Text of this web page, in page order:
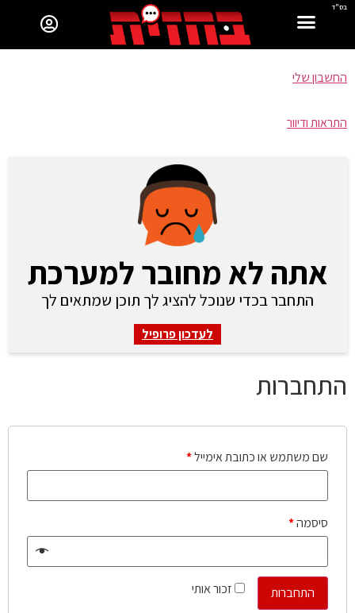
בס"ד
החשבון שלי
התראות ודיוור
אתה לא מחובר למערכת
התחבר בכדי שנוכל להציג לך תוכן שמתאים לך
לעדכון פרופיל
התחברות
שם משתמש או כתובת אימייל*
סיסמה*
זכור אותי
התחברות